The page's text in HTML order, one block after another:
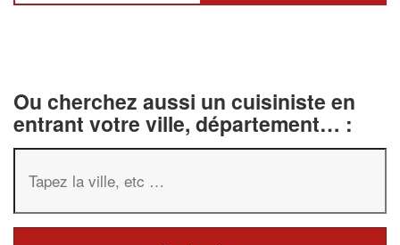
Ou cherchez aussi un cuisiniste en
entrant votre ville, département… :